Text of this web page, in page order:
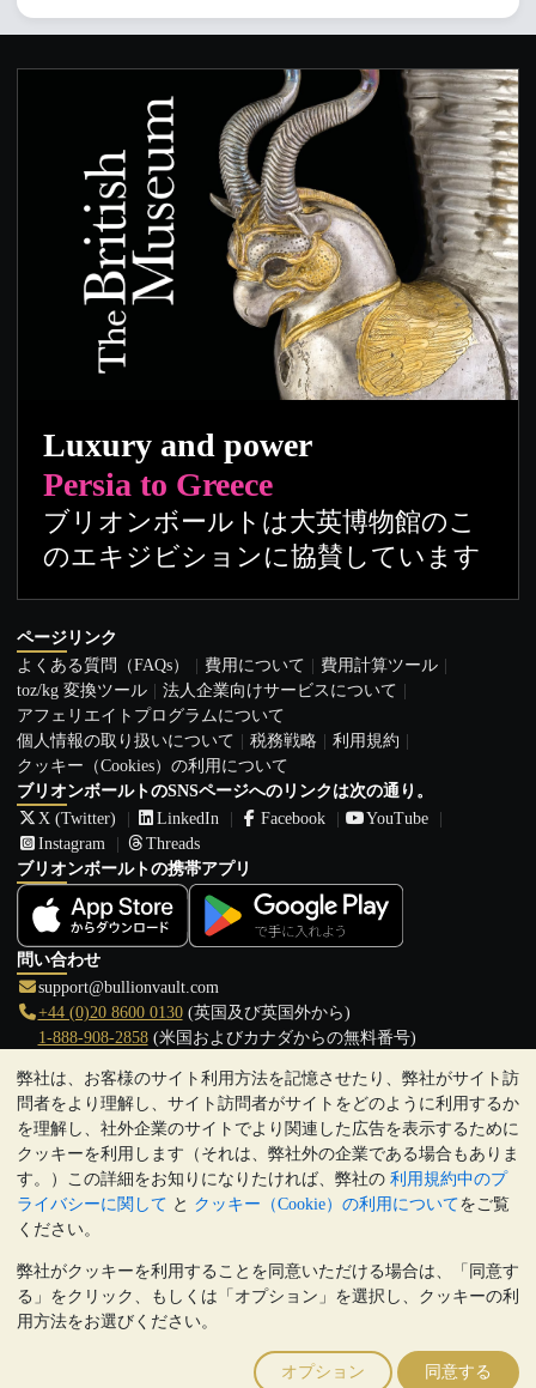
弊社は、お客様のサイト利用方法を記憶させたり、弊社がサイト訪
問者をより理解し、サイト訪問者がサイトをどのように利用するか
を理解し、社外企業のサイトでより関連した広告を表示するために
クッキーを利用します（それは、弊社外の企業である場合もありま
す。）この詳細をお知りになりたければ、弊社の 利用規約中のプ
ライバシーに関して と クッキー（Cookie）の利用についてをご覧
ください。
弊社がクッキーを利用することを同意いただける場合は、「同意す
る」をクリック、もしくは「オプション」を選択し、クッキーの利
用方法をお選びください。
オプション 同意する
Luxury and power
Persia to Greece
ブリオンボールトは大英博物館のこ
のエキジビションに協賛しています
ページリンク
よくある質問（FAQs）
費用について
費用計算ツール
toz/kg 変換ツール
法人企業向けサービスについて
アフェリエイトプログラムについて
個人情報の取り扱いについて
税務戦略
利用規約
クッキー（Cookies）の利用について
ブリオンボールトのSNSページへのリンクは次の通り。
X (Twitter)
LinkedIn Facebook
YouTube
Instagram
Threads
ブリオンボールトの携帯アプリ
問い合わせ
support@bullionvault.com
+44 (0)20 8600 0130(英国及び英国外から)
1-888-908-2858(米国およびカナダからの無料番号)
クリックして通話を開始
営業時間:
9:00～20:30 (英国), 月曜日から金曜日
17:00～2:30（日本時間）, 月曜日から金曜日
Galmarley Ltd T/A BullionVault
3 Shortlands (7th Floor)
London
W6 8DA
United Kingdom
貴金属の価値は下落することもあれば上昇することもありま
す。過去の傾向は、将来の価格の動きを保証するものではありませ